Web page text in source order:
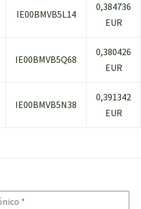
IE00BMVB5L14
0,384736
EUR
IE00BMVB5Q68
0,380426
EUR
IE00BMVB5N38
0,391342
EUR